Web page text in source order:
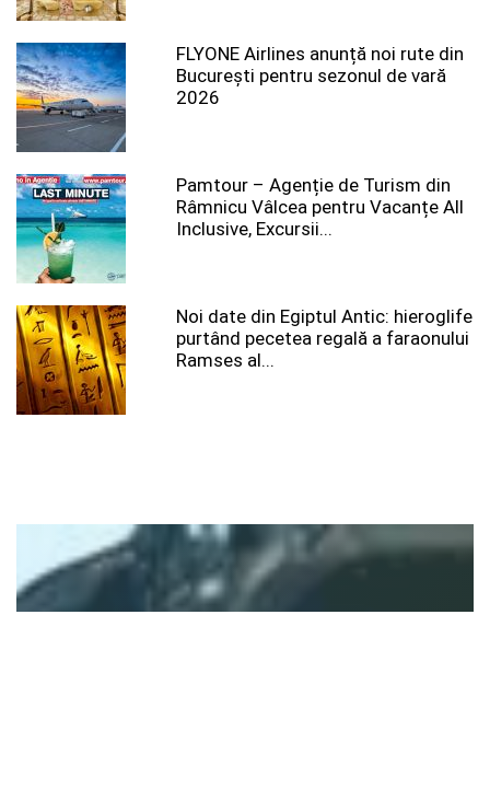
FLYONE Airlines anunță noi rute din
București pentru sezonul de vară
2026
Pamtour – Agenție de Turism din
Râmnicu Vâlcea pentru Vacanțe All
Inclusive, Excursii...
Noi date din Egiptul Antic: hieroglife
purtând pecetea regală a faraonului
Ramses al...